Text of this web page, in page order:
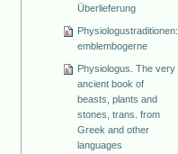
Überlieferung
Physiologustraditionen:
emblembogerne
Physiologus. The very
ancient book of
beasts, plants and
stones, trans. from
Greek and other
languages